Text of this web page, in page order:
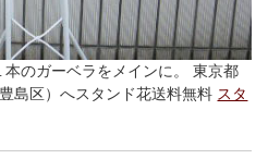
のガーベラをメインに。 東京都
島区）へスタンド花送料無料 スタ